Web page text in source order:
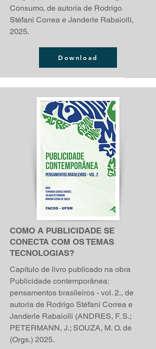
Consumo, de autoria de Rodrigo
Stéfani Correa e Janderle Rabaiolli,
2025.
Download
COMO A PUBLICIDADE SE
CONECTA COM OS TEMAS
TECNOLOGIAS?
Capítulo de livro publicado na obra
Publicidade contemporânea:
pensamentos brasileiros - vol. 2., de
autoria de Rodrigo Stéfani Correa e
Janderle Rabaiolli (ANDRES, F. S.;
PETERMANN, J.; SOUZA, M. O. de
(Orgs.) 2025.